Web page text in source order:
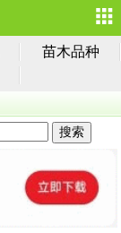
苗木品种